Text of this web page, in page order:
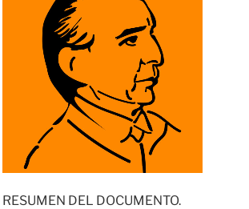
RESUMEN DEL DOCUMENTO.